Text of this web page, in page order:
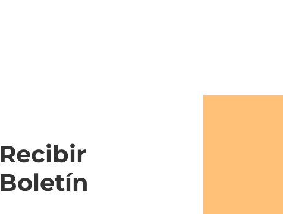
Recibir
Boletín